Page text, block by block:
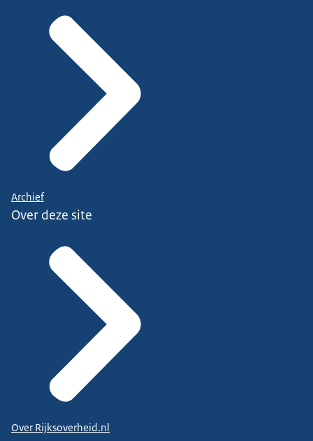
Archief
Over deze site
Over Rijksoverheid.nl